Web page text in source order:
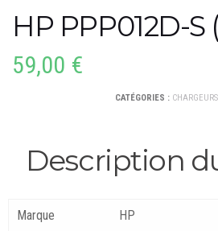
HP PPP012D-S
59,00 €
CATÉGORIES : CHARGEURS
Description
Marque HP